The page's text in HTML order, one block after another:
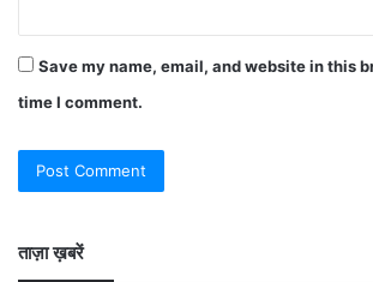
Save my name, email, and website in this
time I comment.
ताज़ा ख़बरें